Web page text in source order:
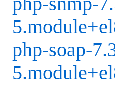
php-soap-